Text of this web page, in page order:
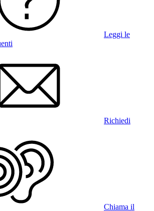
Leggi le
Richiedi
Chiama il